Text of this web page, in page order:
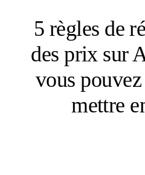
5 règles de
des prix sur
vous
mettre